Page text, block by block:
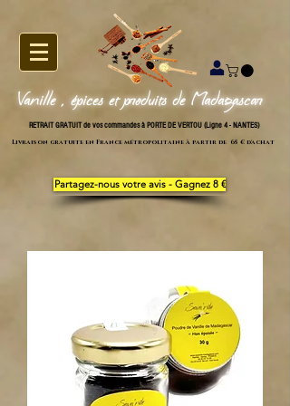
Vanille , épices et produits de Madagascar
RETRAIT GRATUIT de vos commandes à PORTE DE VERTOU (Ligne 4 - NANTES)
Livraison gratuite en France métropolitaine à partir de 65 € d'achat
Partagez-nous votre avis - Gagnez 8 €